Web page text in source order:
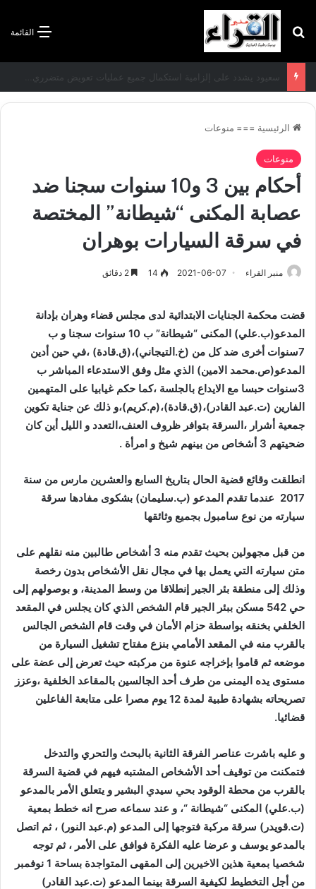
القائمة بحث عن
الرئيسية === منوعات
منوعات
أحكام بين 3 و10 سنوات سجنا ضد
عصابة المكنى “شيطانة” المختصة
في سرقة السيارات بوهران
منبر القراء 2021-06-07
14
قضت محكمة الجنايات الابتدائية لدى مجلس قضاء وهران بإدانة
المدعو(ب.علي) المكنى “شيطانة” ب 10 سنوات سجنا و ب
7سنوات أخرى ضد كل من (خ.التيجاني)،(ق.قادة) ،في حين أدين
المدعو(ص.محمد الامين) الذي مثل وفق الاستدعاء المباشر ب
3سنوات حبسا مع الايداع بالجلسة ،كما حكم غيابيا على المتهمين
الفارين (ت.عبد القادر)،(ق.قادة)،(م.كريم)،و ذلك عن جناية تكوين
جمعية أشرار ،السرقة بتوافر ظروف العنف،التعدد و الليل أين كان
ضحيتهم 3 أشخاص من بينهم شيخ و امرأة .
انطلقت وقائع قضية الحال بتاريخ السابع والعشرين مارس من سنة
2017 عندما تقدم المدعو (ب.سليمان) بشكوى مفادها سرقة
سيارته من نوع سامبول بجميع وثائقها
من قبل مجهولين بحيث تقدم منه 3 أشخاص طالبين منه نقلهم على
متن سيارته التي يعمل بها في مجال نقل الأشخاص بدون رخصة
وذلك إلى منطقة بئر الجير إنطلاقا من وسط المدينة، و بوصولهم إلى
حي 542 مسكن ببئر الجير قام الشخص الذي كان يجلس في المقعد
الخلفي بخنقه بواسطة حزام الأمان في وقت قام الشخص الجالس
بالقرب منه في المقعد الأمامي بنزع مفتاح تشغيل السيارة من
موضعه ثم قاموا بإخراجه عنوة من مركبته حيث تعرض إلى عضة على
مستوى يده اليمنى من طرف أحد الجالسين بالمقاعد الخلفية ،وعزز
تصريحاته بشهادة طبية لمدة 12 يوم مصرا على متابعة الفاعلين
قضائيا.
و عليه باشرت عناصر الفرقة الثانية بالبحث والتحري والتدخل
فتمكنت من توقيف أحد الأشخاص المشتبه فيهم في قضية السرقة
بالقرب من محطة الوقود بحي سيدي البشير و يتعلق الأمر بالمدعو
(ب.علي) المكنى “شيطانة “، و عند سماعه صرح انه خطط بمعية
(ت.قويدر) سرقة مركبة فتوجها إلى المدعو (م.عبد النور) ، ثم اتصل
بالمدعو يوسف و عرضا عليه الفكرة فوافق على الأمر ، ثم توجه
شخصيا بمعية هذين الاخيرين إلى المقهى المتواجدة بساحة 1 نوفمبر
من أجل التخطيط لكيفية السرقة بينما المدعو (ت.عبد القادر)